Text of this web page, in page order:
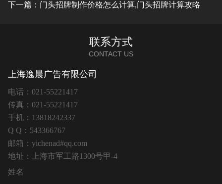
下一篇：门头招牌制作价格怎么计算,门头招牌计算攻略
联系方式
CONTACT US
上海逸晨广告有限公司
电话：021-55221417
传真：021-55221417
手机：13818242337
Q Q：543366767
邮箱：yichenad#qq.com
地址：上海市军工路1300号甲-4
姓名